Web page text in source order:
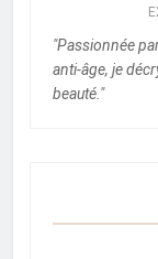
"Passionnée
anti-âge, je
beauté."